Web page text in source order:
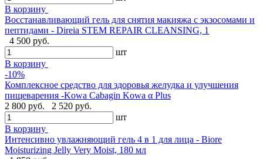
В корзину
Восстанавливающий гель для снятия макияжа с экзосомами и
пептидами - Direia STEM REPAIR CLEANSING, 1
4 500 руб.
шт
В корзину
-10%
Комплексное средство для здоровья желудка и улучшения
пищеварения -Kowa Cabagin Kowa α Plus
2 800 руб.
2 520 руб.
шт
В корзину
Интенсивно увлажняющий гель 4 в 1 для лица - Biore
Moisturizing Jelly Very Moist, 180 мл